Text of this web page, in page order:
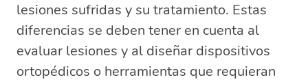
lesiones sufridas y su tratamiento. Estas
diferencias se deben tener en cuenta al
evaluar lesiones y al diseñar dispositivos
ortopédicos o herramientas que requieran